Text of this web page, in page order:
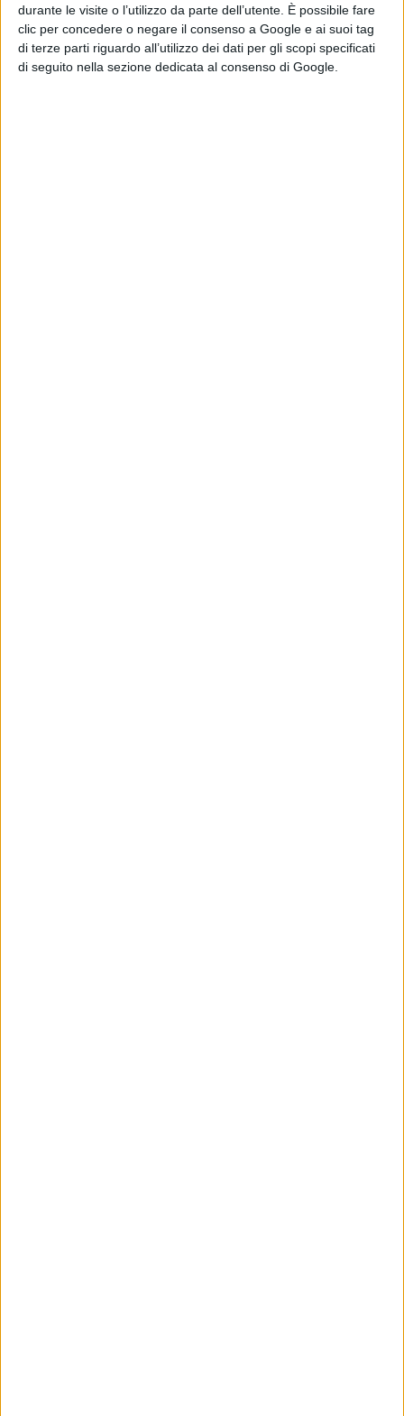
durante le visite o l’utilizzo da parte dell’utente. È possibile fare
clic per concedere o negare il consenso a Google e ai suoi tag
di terze parti riguardo all’utilizzo dei dati per gli scopi specificati
di seguito nella sezione dedicata al consenso di Google.
Articolo precedente